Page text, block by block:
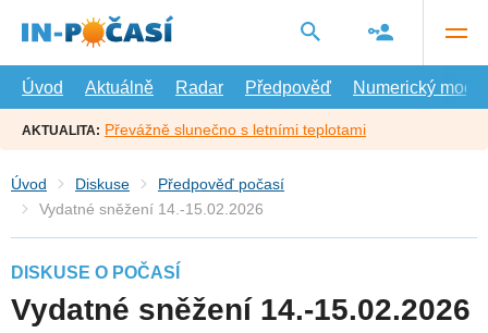
hlavní
Úvod
Aktuálně Radar Předpověď Numerický model
AKTUALITA: Převážně slunečno s letními teplotami
Úvod Diskuse
Předpověď počasí
Vydatné sněžení 14.-15.02.2026
DISKUSE O POČASÍ
Vydatné sněžení 14.-15.02.2026